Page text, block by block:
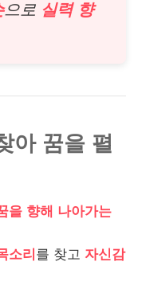
으로 실력 향
아 꿈을 펼
을 향해 나아가는
소리 를 찾고 자신감